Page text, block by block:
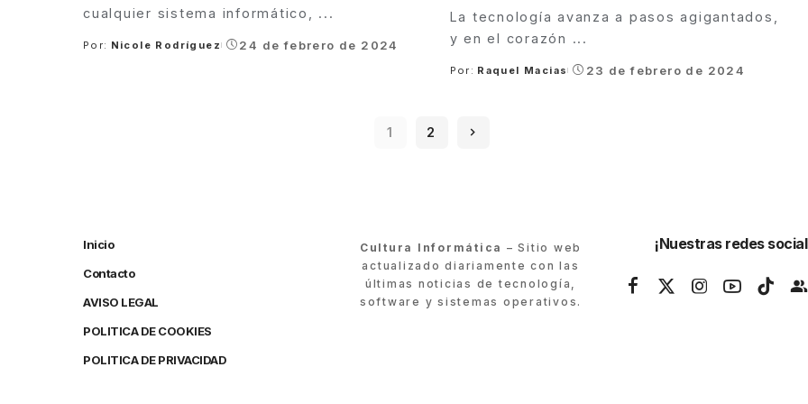
cualquier sistema informático, ...
Posted
Por: Nicole Rodríguez 24 de febrero de 2024
La tecnología avanza a pasos agigantados,
y en el corazón ...
Posted
Por: Raquel Macias 23 de febrero de 2024
1 2
Inicio
Contacto
AVISO LEGAL
POLITICA DE COOKIES
POLITICA DE PRIVACIDAD
Cultura Informática – Sitio web
actualizado diariamente con las
últimas noticias de tecnología,
software y sistemas operativos.
¡Nuestras redes